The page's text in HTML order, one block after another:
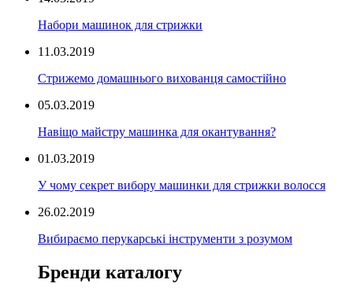
Набори машинок для стрижки
11.03.2019
Стрижемо домашнього вихованця самостійно
05.03.2019
Навіщо майстру машинка для окантування?
01.03.2019
У чому секрет вибору машинки для стрижки волосся
26.02.2019
Вибираємо перукарські інструменти з розумом
Бренди каталогу